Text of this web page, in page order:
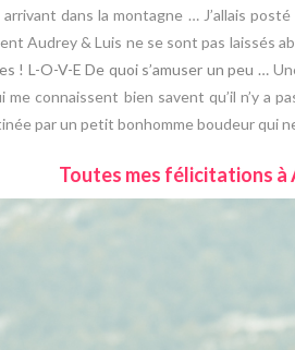
dans la montagne … J’allais
Audrey & Luis ne se sont pas
! L-O-V-E De quoi s’amuser un peu …
me connaissent bien savent qu’il n’y a
par un petit bonhomme boudeur qui
Toutes mes félicitations à